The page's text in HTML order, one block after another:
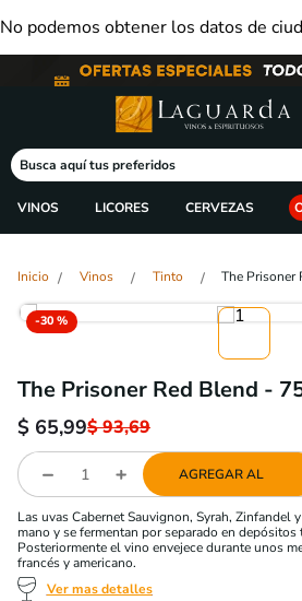
No podemos obtener los datos de
Busca aquí tus preferidos
VINOS LICORES CERVEZAS
Vinos Tinto
-30 %
The Prisoner Red Blend -
$93,69
$ 65,99
AGREGAR AL
Las uvas Cabernet Sauvignon, Syrah, Zinfandel
mano y se fermentan por separado en
Posteriormente el vino envejece durante unos
francés y americano.
Ver mas detalles